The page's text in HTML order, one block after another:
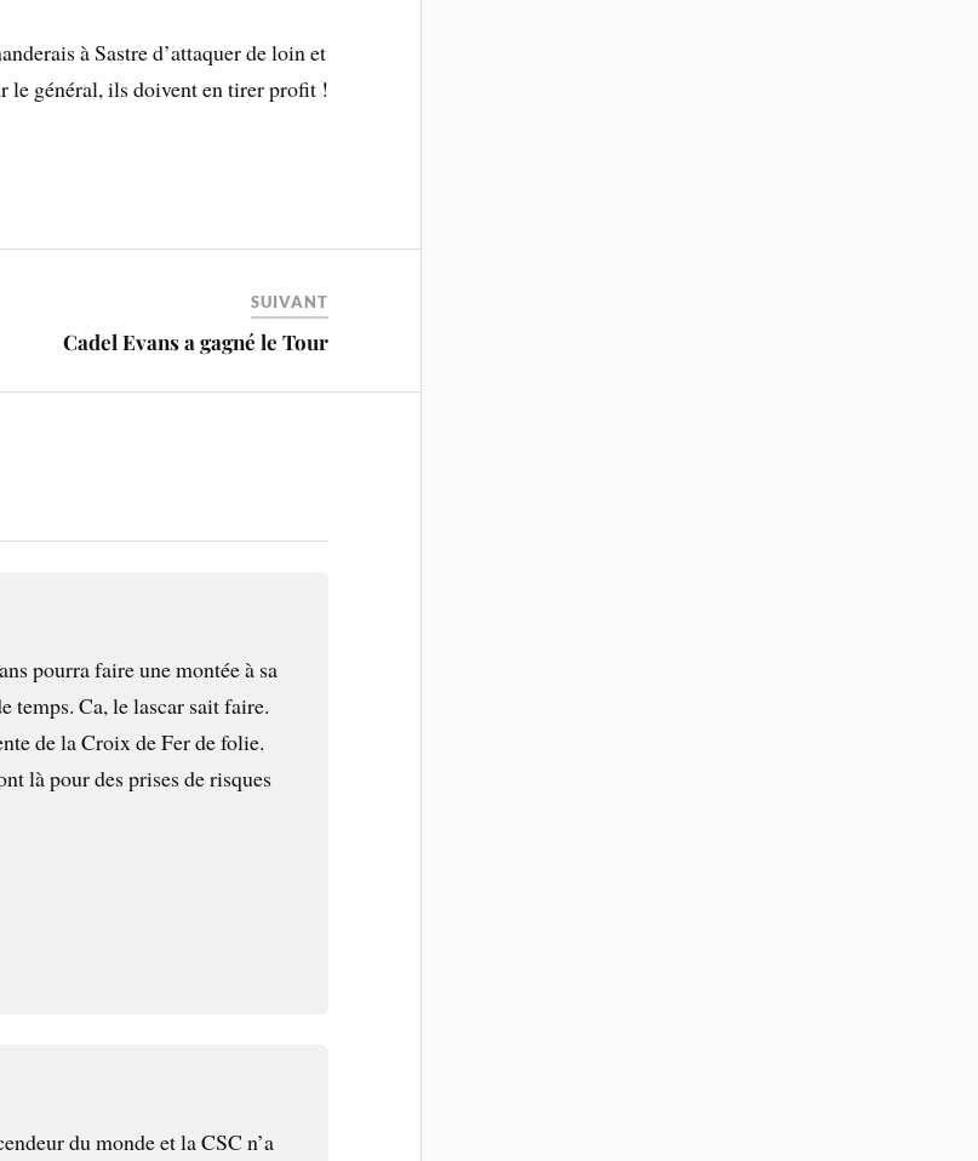
à Sastre d’attaquer de loin et
le général, ils doivent en tirer profit !
SUIVANT
Cadel Evans a gagné le Tour
pourra faire une montée à sa
temps. Ca, le lascar sait faire.
de la Croix de Fer de folie.
là pour des prises de risques
du monde et la CSC n’a